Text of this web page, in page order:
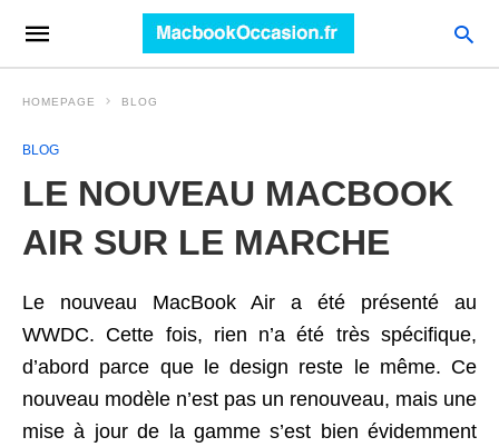
HOMEPAGE BLOG
BLOG
LE NOUVEAU MACBOOK
AIR SUR LE MARCHE
Le nouveau MacBook Air a été présenté au
WWDC. Cette fois, rien n’a été très spécifique,
d’abord parce que le design reste le même. Ce
nouveau modèle n’est pas un renouveau, mais une
mise à jour de la gamme s’est bien évidemment